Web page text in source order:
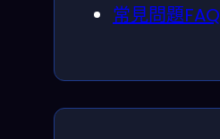
常見問題FAQ